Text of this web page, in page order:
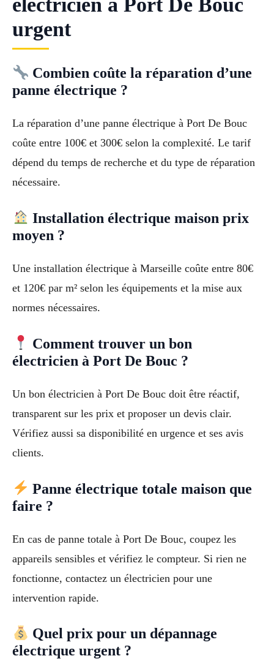
électricien à Port De Bouc
urgent
Combien coûte la réparation d’une
panne électrique ?
La réparation d’une panne électrique à Port De Bouc
coûte entre 100€ et 300€ selon la complexité. Le tarif
dépend du temps de recherche et du type de réparation
nécessaire.
Installation électrique maison prix
moyen ?
Une installation électrique à Marseille coûte entre 80€
et 120€ par m² selon les équipements et la mise aux
normes nécessaires.
Comment trouver un bon
électricien à Port De Bouc ?
Un bon électricien à Port De Bouc doit être réactif,
transparent sur les prix et proposer un devis clair.
Vérifiez aussi sa disponibilité en urgence et ses avis
clients.
Panne électrique totale maison que
faire ?
En cas de panne totale à Port De Bouc, coupez les
appareils sensibles et vérifiez le compteur. Si rien ne
fonctionne, contactez un électricien pour une
intervention rapide.
Quel prix pour un dépannage
électrique urgent ?